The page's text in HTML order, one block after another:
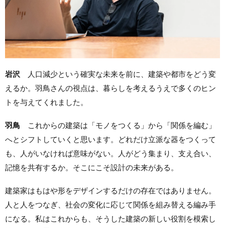
岩沢 人口減少という確実な未来を前に、建築や都市をどう変
えるか。羽鳥さんの視点は、暮らしを考えるうえで多くのヒン
トを与えてくれました。
羽鳥 これからの建築は「モノをつくる」から「関係を編む」
へとシフトしていくと思います。どれだけ立派な器をつくって
も、人がいなければ意味がない。人がどう集まり、支え合い、
記憶を共有するか。そこにこそ設計の未来がある。
建築家はもはや形をデザインするだけの存在ではありません。
人と人をつなぎ、社会の変化に応じて関係を組み替える編み手
になる。私はこれからも、そうした建築の新しい役割を模索し